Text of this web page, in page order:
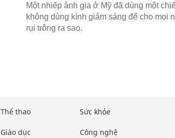
Một nhiếp ảnh gia ở Mỹ đã dùng một
không dùng kính giảm sáng để cho mọi
rụi trông ra sao.
Thể thao
Giáo dục
Sức khỏe
Công nghệ